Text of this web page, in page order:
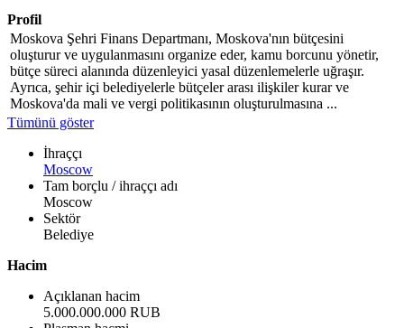
Profil
Moskova Şehri Finans Departmanı, Moskova'nın bütçesini
oluşturur ve uygulanmasını organize eder, kamu borcunu yönetir,
bütçe süreci alanında düzenleyici yasal düzenlemelerle uğraşır.
Ayrıca, şehir içi belediyelerle bütçeler arası ilişkiler kurar ve
Moskova'da mali ve vergi politikasının oluşturulmasına ...
Tümünü göster
İhraççı
Moscow
Tam borçlu / ihraççı adı
Moscow
Sektör
Belediye
Hacim
Açıklanan hacim
5.000.000.000 RUB